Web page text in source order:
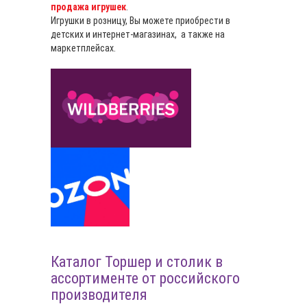
продажа игрушек
Игрушки в розницу, Вы можете приобрести в
детских и интернет-магазинах, а также на
маркетплейсах.
Каталог Торшер и столик в
ассортименте от российского
производителя